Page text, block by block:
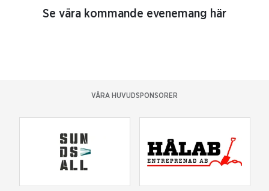
Se våra kommande evenemang här
VÅRA HUVUDSPONSORER